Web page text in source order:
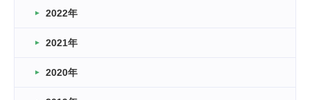
2026.03.11
緑ケ丘体育館
2022.11.03
2022年
2021年
2020年